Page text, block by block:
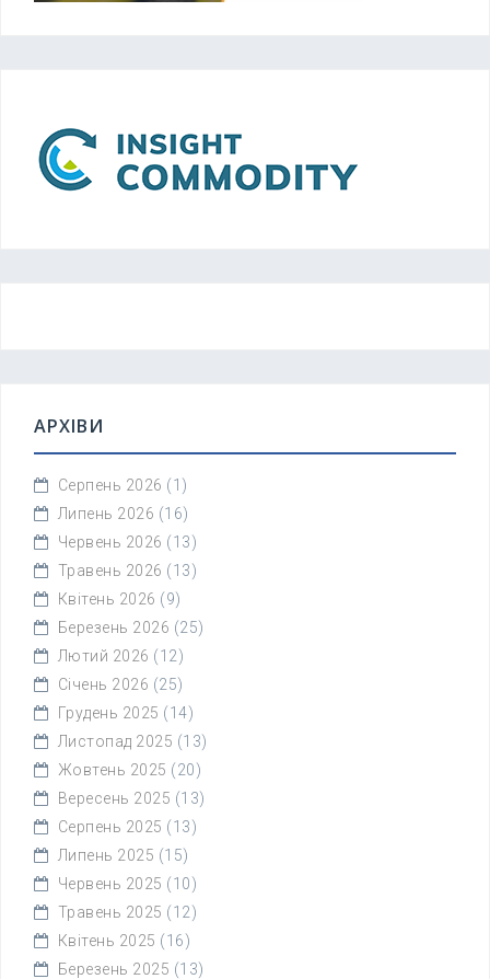
АРХІВИ
Серпень 2026 (1)
Липень 2026 (16)
Червень 2026 (13)
Травень 2026 (13)
Квітень 2026 (9)
Березень 2026 (25)
Лютий 2026 (12)
Січень 2026 (25)
Грудень 2025 (14)
Листопад 2025 (13)
Жовтень 2025 (20)
Вересень 2025 (13)
Серпень 2025 (13)
Липень 2025 (15)
Червень 2025 (10)
Травень 2025 (12)
Квітень 2025 (16)
Березень 2025 (13)